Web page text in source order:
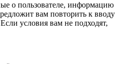
о пользователе, информацию
вам повторить к вводу
условия вам не подходят,